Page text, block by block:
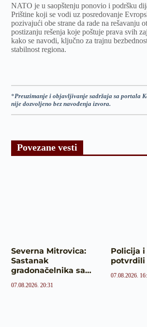
NATO je u saopštenju ponovio i podršku
Prištine koji se vodi uz posredovanje
pozivajući obe strane da rade na rešavanju
postizanju rešenja koje poštuje prava svih
kako se navodi, ključno za trajnu
stabilnost regiona.
*Preuzimanje i objavljivanje sadržaja sa portala
nije dozvoljeno bez navođenja izvora.
Povezane vesti
Severna Mitrovica:
Sastanak
gradonačelnika sa…
07.08.2026. 20:31
Policija
07.08.2026.